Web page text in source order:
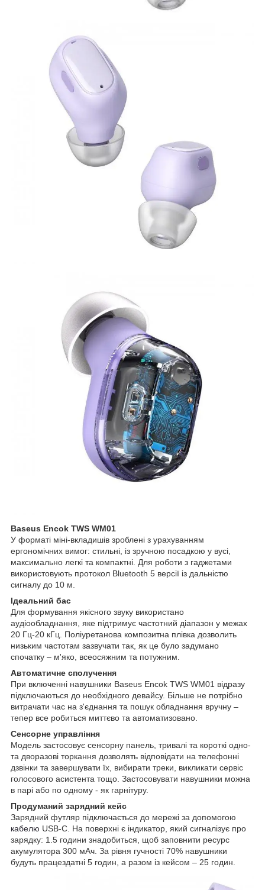
Baseus Encok TWS WM01
У форматі міні-вкладишів зроблені з урахуванням
ергономічних вимог: стильні, із зручною посадкою у вусі,
максимально легкі та компактні. Для роботи з гаджетами
використовують протокол Bluetooth 5 версії із дальністю
сигналу до 10 м.
Ідеальний бас
Для формування якісного звуку використано
аудіообладнання, яке підтримує частотний діапазон у межах
20 Гц-20 кГц. Поліуретанова композитна плівка дозволить
низьким частотам зазвучати так, як це було задумано
спочатку – м'яко, всеосяжним та потужним.
Автоматичне сполучення
При включенні навушники Baseus Encok TWS WM01 відразу
підключаються до необхідного девайсу. Більше не потрібно
витрачати час на з'єднання та пошук обладнання вручну –
тепер все робиться миттєво та автоматизовано.
Сенсорне управління
Модель застосовує сенсорну панель, тривалі та короткі одно-
та дворазові торкання дозволять відповідати на телефонні
дзвінки та завершувати їх, вибирати треки, викликати сервіс
голосового асистента тощо. Застосовувати навушники можна
в парі або по одному - як гарнітуру.
Продуманий зарядний кейс
Зарядний футляр підключається до мережі за допомогою
кабелю USB-C. На поверхні є індикатор, який сигналізує про
зарядку: 1.5 години знадобиться, щоб заповнити ресурс
акумулятора 300 мАч. За рівня гучності 70% навушники
будуть працездатні 5 годин, а разом із кейсом – 25 годин.